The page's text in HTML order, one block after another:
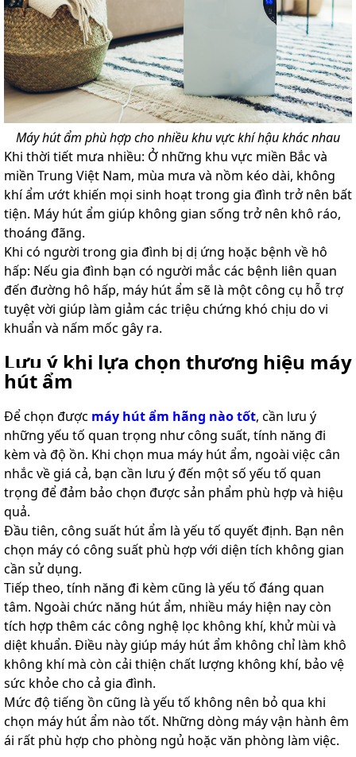
Máy hút ẩm phù hợp cho nhiều khu vực khí hậu khác nhau
Khi thời tiết mưa nhiều: Ở những khu vực miền Bắc và
miền Trung Việt Nam, mùa mưa và nồm kéo dài, không
khí ẩm ướt khiến mọi sinh hoạt trong gia đình trở nên bất
tiện. Máy hút ẩm giúp không gian sống trở nên khô ráo,
thoáng đãng.
Khi có người trong gia đình bị dị ứng hoặc bệnh về hô
hấp: Nếu gia đình bạn có người mắc các bệnh liên quan
đến đường hô hấp, máy hút ẩm sẽ là một công cụ hỗ trợ
tuyệt vời giúp làm giảm các triệu chứng khó chịu do vi
khuẩn và nấm mốc gây ra.
Lưu ý khi lựa chọn thương hiệu máy
hút ẩm
Để chọn được máy hút ẩm hãng nào tốt, cần lưu ý
những yếu tố quan trọng như công suất, tính năng đi
kèm và độ ồn. Khi chọn mua máy hút ẩm, ngoài việc cân
nhắc về giá cả, bạn cần lưu ý đến một số yếu tố quan
trọng để đảm bảo chọn được sản phẩm phù hợp và hiệu
quả.
Đầu tiên, công suất hút ẩm là yếu tố quyết định. Bạn nên
chọn máy có công suất phù hợp với diện tích không gian
cần sử dụng.
Tiếp theo, tính năng đi kèm cũng là yếu tố đáng quan
tâm. Ngoài chức năng hút ẩm, nhiều máy hiện nay còn
tích hợp thêm các công nghệ lọc không khí, khử mùi và
diệt khuẩn. Điều này giúp máy hút ẩm không chỉ làm khô
không khí mà còn cải thiện chất lượng không khí, bảo vệ
sức khỏe cho cả gia đình.
Mức độ tiếng ồn cũng là yếu tố không nên bỏ qua khi
chọn máy hút ẩm nào tốt. Những dòng máy vận hành êm
ái rất phù hợp cho phòng ngủ hoặc văn phòng làm việc.